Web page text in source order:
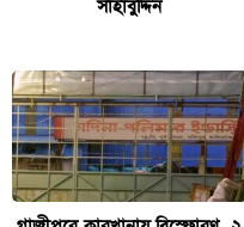
সাহাবুদ্দিন